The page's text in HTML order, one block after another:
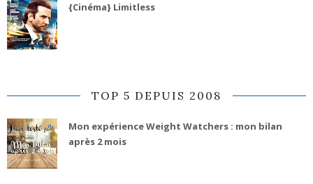
{Cinéma} Limitless
TOP 5 DEPUIS 2008
Mon expérience Weight Watchers : mon bilan
après 2 mois